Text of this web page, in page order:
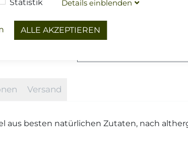
Statistik Detailseinblenden
ALLE AKZEPTIEREN
Versand
aus besten natürlichen Zutaten, nach